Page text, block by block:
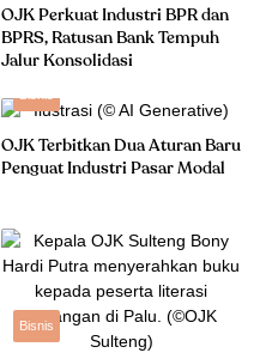
OJK Perkuat Industri BPR dan
BPRS, Ratusan Bank Tempuh
Jalur Konsolidasi
OJK Terbitkan Dua Aturan Baru
Penguat Industri Pasar Modal
Bisnis